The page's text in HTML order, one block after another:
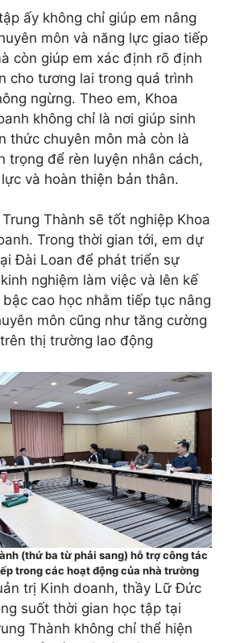
ấy không chỉ giúp em nâng
môn và năng lực giao tiếp
còn giúp em xác định rõ định
cho tương lai trong quá trình
ngừng. Theo em, Khoa
không chỉ là nơi giúp sinh
thức chuyên môn mà còn là
trọng để rèn luyện nhân cách,
và hoàn thiện bản thân.
Thành sẽ tốt nghiệp Khoa
Trong thời gian tới, em dự
Đài Loan để phát triển sự
nghiệm làm việc và lên kế
cao học nhằm tiếp tục nâng
môn cũng như tăng cường
thị trường lao động
(thứ ba từ phải sang) hỗ trợ công tác
trong các hoạt động của nhà trường
trị Kinh doanh, thầy Lữ Đức
suốt thời gian học tập tại
Thành không chỉ thể hiện